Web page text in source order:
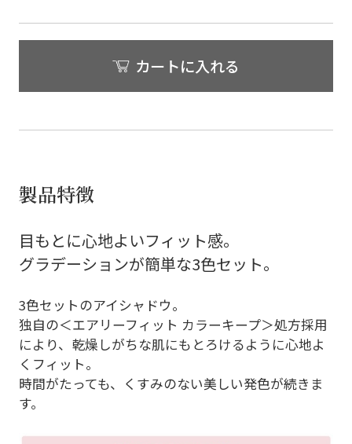
カートに入れる
製品特徴
目もとに心地よいフィット感。
グラデーションが簡単な3色セット。
3色セットのアイシャドウ。
独自の＜エアリーフィット カラーキープ＞処方採用
により、乾燥しがちな肌にもとろけるように心地よ
くフィット。
時間がたっても、くすみのない美しい発色が続きま
す。